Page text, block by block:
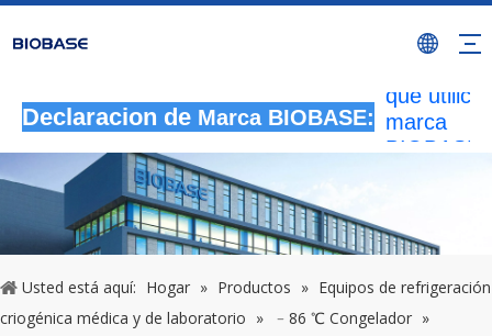
Declaracion de Marca BIOBASE:
Todas las
marca
BIOBASE
legal.
Usted está aquí: Hogar » Productos » Equipos de refrigeración
criogénica médica y de laboratorio » ﹣86 ℃ Congelador »